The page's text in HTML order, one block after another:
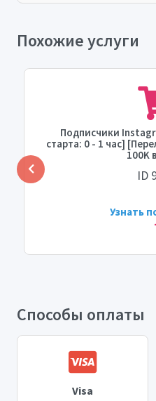
Похожие услуги
Подписчики
старта: 0 - 1 час]
100K
ID
Узнать
Способы оплаты
Visa